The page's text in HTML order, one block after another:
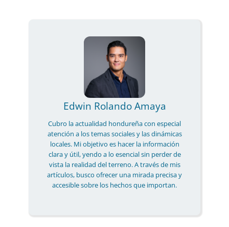
Edwin Rolando Amaya
Cubro la actualidad hondureña con especial
atención a los temas sociales y las dinámicas
locales. Mi objetivo es hacer la información
clara y útil, yendo a lo esencial sin perder de
vista la realidad del terreno. A través de mis
artículos, busco ofrecer una mirada precisa y
accesible sobre los hechos que importan.